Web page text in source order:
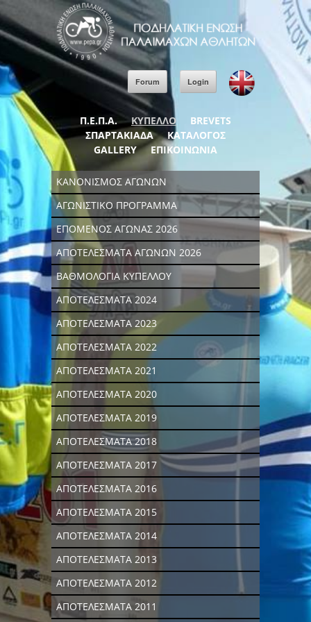
Forum Login
Π.Ε.Π.Α. ΚΥΠΕΛΛΟ
BREVETS
ΣΠΑΡΤΑΚΙΑΔΑ
ΚΑΤΑΛΟΓΟΣ
GALLERY
ΕΠΙΚΟΙΝΩΝΙΑ
ΚΑΝΟΝΙΣΜΟΣ ΑΓΩΝΩΝ
ΑΓΩΝΙΣΤΙΚΟ ΠΡΟΓΡΑΜΜΑ
ΕΠΟΜΕΝΟΣ ΑΓΩΝΑΣ 2026
ΑΠΟΤΕΛΕΣΜΑΤΑ ΑΓΩΝΩΝ 2026
ΒΑΘΜΟΛΟΓΙΑ ΚΥΠΕΛΛΟΥ
ΑΠΟΤΕΛΕΣΜΑΤΑ 2024
ΑΠΟΤΕΛΕΣΜΑΤΑ 2023
ΑΠΟΤΕΛΕΣΜΑΤΑ 2022
ΑΠΟΤΕΛΕΣΜΑΤΑ 2021
ΑΠΟΤΕΛΕΣΜΑΤΑ 2020
ΑΠΟΤΕΛΕΣΜΑΤΑ 2019
ΑΠΟΤΕΛΕΣΜΑΤΑ 2018
ΑΠΟΤΕΛΕΣΜΑΤΑ 2017
ΑΠΟΤΕΛΕΣΜΑΤΑ 2016
ΑΠΟΤΕΛΕΣΜΑΤΑ 2015
ΑΠΟΤΕΛΕΣΜΑΤΑ 2014
ΑΠΟΤΕΛΕΣΜΑΤΑ 2013
ΑΠΟΤΕΛΕΣΜΑΤΑ 2012
ΑΠΟΤΕΛΕΣΜΑΤΑ 2011